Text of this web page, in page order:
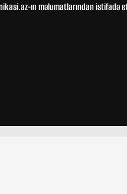
ın məlumatlarından